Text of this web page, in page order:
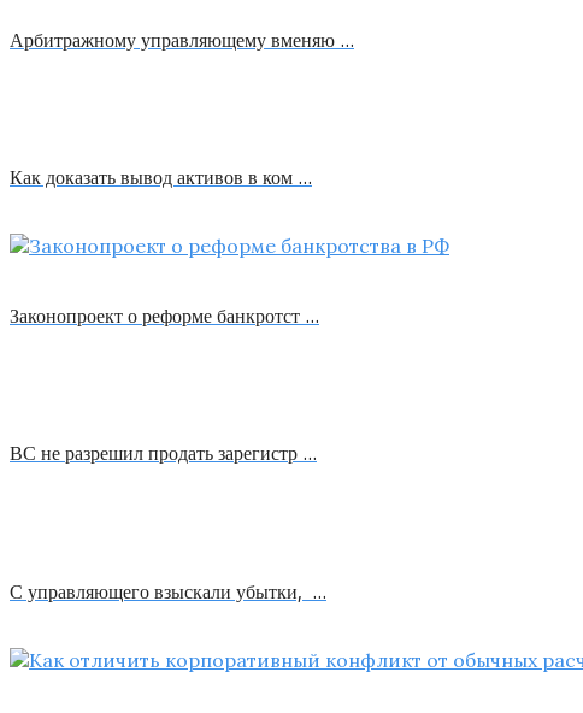
Арбитражному управляющему вменяю …
Как доказать вывод активов в ком …
Законопроект о реформе банкротст …
ВС не разрешил продать зарегистр …
С управляющего взыскали убытки, …